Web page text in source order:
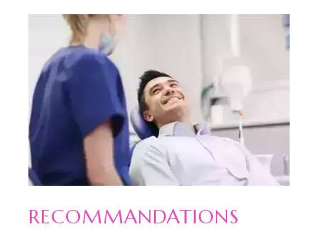
RECOMMANDATIONS